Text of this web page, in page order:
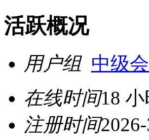
活跃概况
用户组 中级
在线时间18
注册时间